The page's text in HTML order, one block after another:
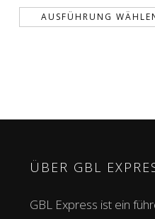
187,00
bis
AUSFÜHRUNG
ÜBER GBL
GBL Express ist ein